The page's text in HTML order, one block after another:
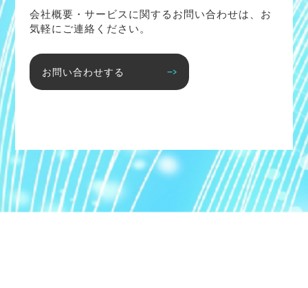
会社概要・サービスに関するお問い合わせは、お
気軽にご連絡ください。
お問い合わせする